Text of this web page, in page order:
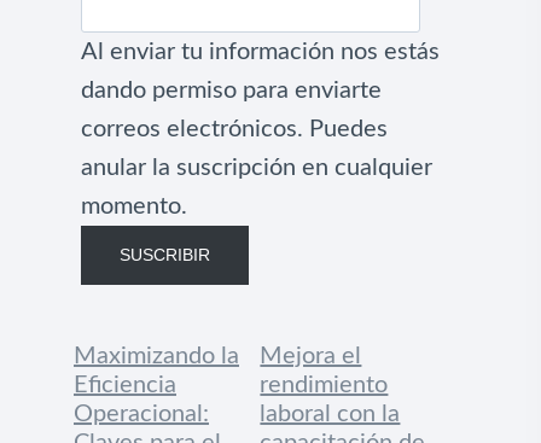
Al enviar tu información nos estás
dando permiso para enviarte
correos electrónicos. Puedes
anular la suscripción en cualquier
momento.
SUSCRIBIR
Maximizando la
Eficiencia
Operacional:
Mejora el
rendimiento
laboral con la